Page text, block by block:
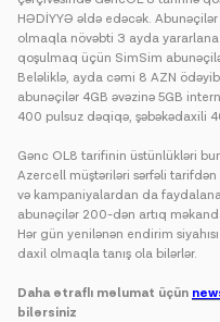
HƏDİYYƏ əldə edəcək.
olmaqla növəbti 3 ayda
qoşulmaq üçün SimSim
Beləliklə, ayda cəmi 8 AZN
abunəçilər 4GB əvəzinə 5GB
400 pulsuz dəqiqə, şəbəkədaxili
Gənc OL8 tarifinin üstünlükləri
Azercell müştəriləri sərfəli
və kampaniyalardan da
abunəçilər 200-dən artıq
Hər gün yenilənən endirim
daxil olmaqla tanış ola bilərlər.
Daha ətraflı məlumat üçün
bilərsiniz